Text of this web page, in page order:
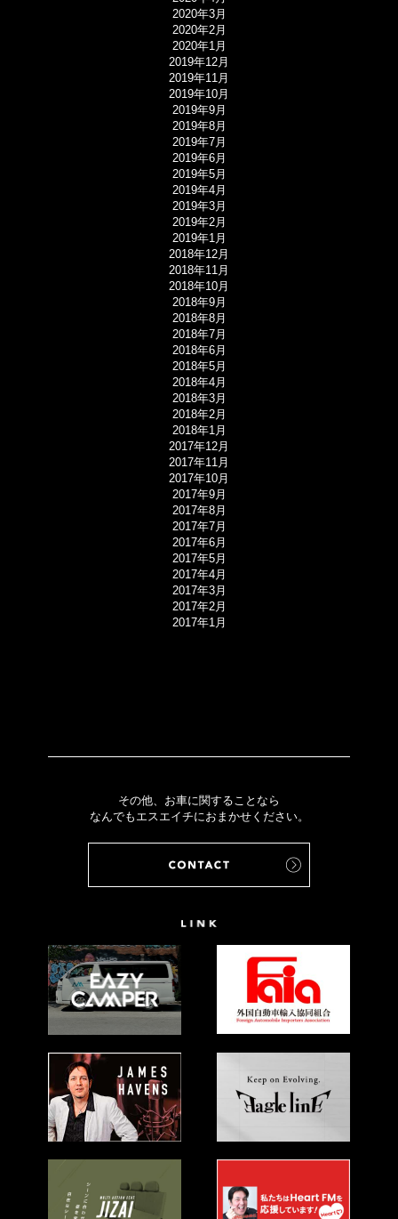
2020年3月
2020年2月
2020年1月
2019年12月
2019年11月
2019年10月
2019年9月
2019年8月
2019年7月
2019年6月
2019年5月
2019年4月
2019年3月
2019年2月
2019年1月
2018年12月
2018年11月
2018年10月
2018年9月
2018年8月
2018年7月
2018年6月
2018年5月
2018年4月
2018年3月
2018年2月
2018年1月
2017年12月
2017年11月
2017年10月
2017年9月
2017年8月
2017年7月
2017年6月
2017年5月
2017年4月
2017年3月
2017年2月
2017年1月
その他、お車に関することなら
なんでもエスエイチにおまかせください。